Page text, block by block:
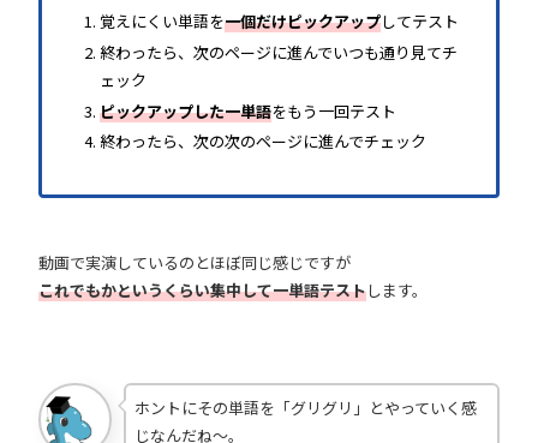
覚えにくい単語を一個だけピックアップしてテスト
終わったら、次のページに進んでいつも通り見てチ
ェック
ピックアップした一単語をもう一回テスト
終わったら、次の次のページに進んでチェック
動画で実演しているのとほぼ同じ感じですが
これでもかというくらい集中して一単語テストします。
ホントにその単語を「グリグリ」とやっていく感
じなんだね～。